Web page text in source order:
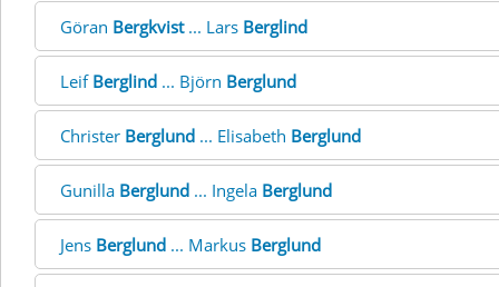
Göran Bergkvist... Lars Berglind
Leif Berglind ... Björn Berglund
Christer Berglund ... Elisabeth Berglund
Gunilla Berglund ... Ingela Berglund
Jens Berglund ... Markus Berglund